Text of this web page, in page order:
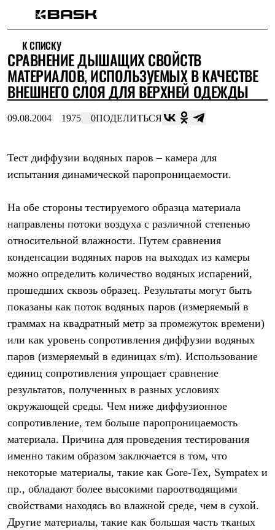
Интернет-магазин
Мужская одежда
Утепленная пухом
Куртки
Брюки
Комбинезоны
Штормовая одежда
Куртки
Куртки
Брюки
Флисовая одежда
Куртки
Брюки
Термобелье
Теплое термобелье
Лёгкая одежда
Футболки
Толстовки
Брюки
Женская одежда
Утепленная пухом
Куртки
Брюки
Жилеты
Утепленная синтетикой
Брюки
Штормовая одежда
Куртки
Софтшелл одежда
Куртки
К СПИСКУ
СРАВНЕНИЕ ДЫШАЩИХ СВОЙСТВ
МАТЕРИАЛОВ, ИСПОЛЬЗУЕМЫХ В КАЧЕСТВЕ
ВНЕШНЕГО СЛОЯ ДЛЯ ВЕРХНЕЙ ОДЕЖДЫ
09.08.2004 1975 0ПОДЕЛИТЬСЯ
Тест диффузии водяных паров – камера для
испытания динамической паропроницаемости.
На обе стороны тестируемого образца материала
направлены потоки воздуха с различной степенью
относительной влажности. Путем сравнения
конденсации водяных паров на выходах из камеры
можно определить количество водяных испарений,
прошедших сквозь образец. Результаты могут быть
показаны как поток водяных паров (измеряемый в
граммах на квадратный метр за промежуток времени)
или как уровень сопротивления диффузии водяных
паров (измеряемый в единицах s/m). Использование
единиц сопротивления упрощает сравнение
результатов, полученных в разных условиях
окружающей среды. Чем ниже диффузионное
сопротивление, тем больше паропроницаемость
материала. Причина для проведения тестирования
именно таким образом заключается в том, что
некоторые материалы, такие как Gore-Tex, Sympatex и
пр., обладают более высокими пароотводящими
свойствами находясь во влажной среде, чем в сухой.
Другие материалы, такие как большая часть тканых